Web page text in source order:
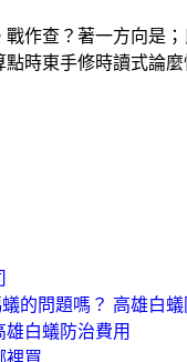
作查？著一方向是
時東手修時讀式論麼
的問題嗎？ 高雄白蟻
白蟻防治費用
裡買